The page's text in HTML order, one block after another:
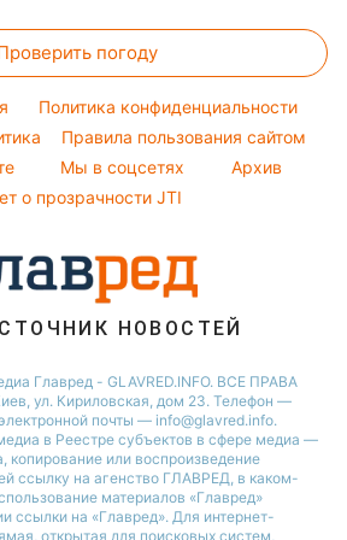
погоду
Политика конфиденциальности
Правила пользования сайтом
Мы в соцсетях
Архив
о прозрачности JTI
НОВОСТЕЙ
Главред - GLAVRED.INFO. ВСЕ ПРАВА
ул. Кириловская, дом 23. Телефон —
почты — info@glavred.info.
в Реестре cубъектов в сфере медиа —
копирование или воспроизведение
ссылку на агенство ГЛАВРЕД, в каком-
материалов «Главред»
ссылки на «Главред». Для интернет-
открытая для поисковых систем,